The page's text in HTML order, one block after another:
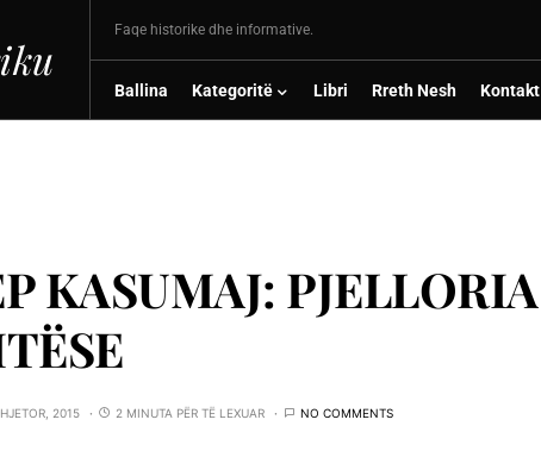
Faqe historike dhe informative.
Ballina Kategoritë Libri Rreth Nesh Kontakt
KASUMAJ: PJELLORIA
2015 2 MINUTA PËR TË LEXUAR NO COMMENTS